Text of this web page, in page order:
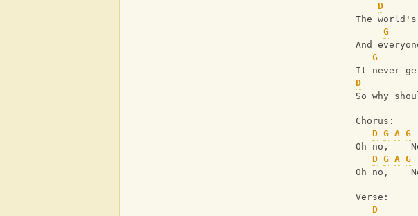
D
The
G
And
G
It never
D
So why
Chorus:
D G A G
Oh no,
D G A G
Oh no,
Verse:
D